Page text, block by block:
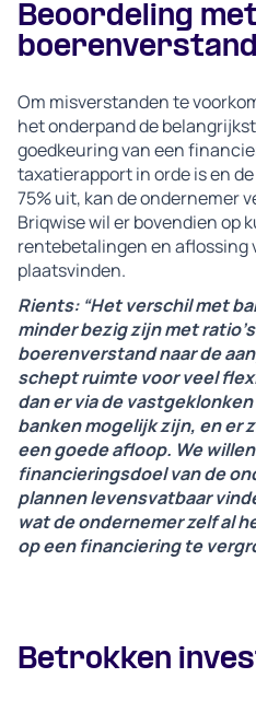
Beoordeling met
boerenverstand
Om misverstanden te
het onderpand de
goedkeuring van een
taxatierapport in orde is en
75% uit, kan de ondernemer
Briqwise wil er bovendien op
rentebetalingen en aflossing
plaatsvinden.
Rients: “Het verschil met
minder bezig zijn met
boerenverstand naar de
schept ruimte voor veel
dan er via de
banken mogelijk zijn, en er
een goede afloop. We
financieringsdoel van de
plannen levensvatbaar
wat de ondernemer zelf al
op een financiering te
Betrokken